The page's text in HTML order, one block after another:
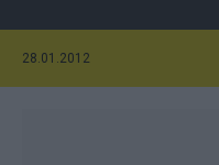
28.01.2012